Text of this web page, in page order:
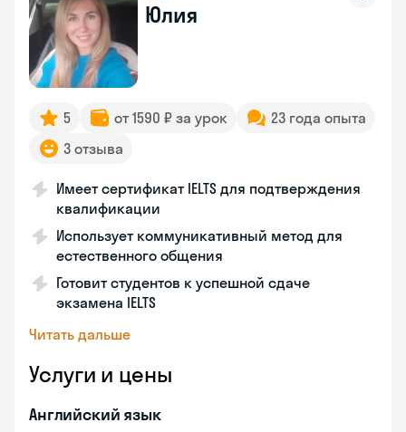
Юлия
5 от 1590 ₽ за урок
23 года опыта
3 отзыва
Имеет сертификат IELTS для подтверждения
квалификации
Использует коммуникативный метод для
естественного общения
Готовит студентов к успешной сдаче
экзамена IELTS
Читать дальше
Услуги и цены
Английский язык